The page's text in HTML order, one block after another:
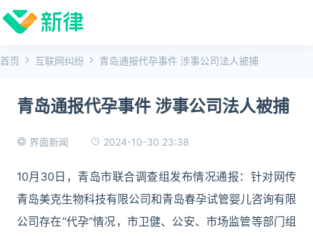
首页 互联网纠纷 青岛通报代孕事件 涉事公司法人被捕
青岛通报代孕事件 涉事公司法人被捕
界面新闻 2024-10-30 23:38
10月30日，青岛市联合调查组发布情况通报：针对网传
青岛美克生物科技有限公司和青岛春孕试管婴儿咨询有限
公司存在“代孕”情况，市卫健、公安、市场监管等部门组